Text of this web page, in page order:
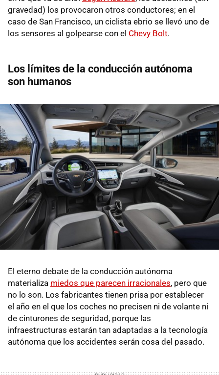
gravedad) los provocaron otros conductores; en el
caso de San Francisco, un ciclista ebrio se llevó uno de
los sensores al golpearse con el Chevy Bolt.
Los límites de la conducción autónoma
son humanos
El eterno debate de la conducción autónoma
materializa miedos que parecen irracionales, pero que
no lo son. Los fabricantes tienen prisa por establecer
el año en el que los coches no precisen ni de volante ni
de cinturones de seguridad, porque las
infraestructuras estarán tan adaptadas a la tecnología
autónoma que los accidentes serán cosa del pasado.